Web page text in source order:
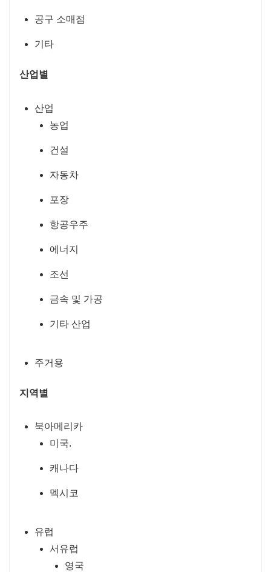
공구 소매점
기타
산업별
산업
농업
건설
자동차
포장
항공우주
에너지
조선
금속 및 가공
기타 산업
주거용
지역별
북아메리카
미국.
캐나다
멕시코
유럽
서유럽
영국